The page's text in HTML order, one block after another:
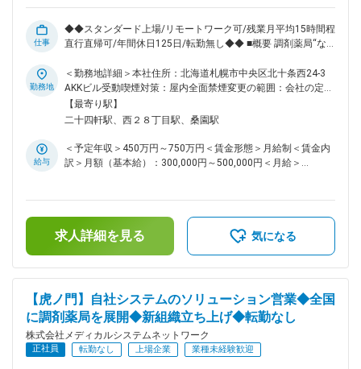
の健康を支えるトータルサービス事業を展開しています。地域
に根差した医療サービスの提供を目指し、医薬連携による細や
では全国472店舗を展開、医薬品ネットワーク加盟件数は47都
道府県で約11,678件（2025年11月末）を全国各地で事業を展
仕事
◆◆スタンダード上場/リモートワーク可/残業月平均15時間程/
直行直帰可/年間休日125日/転勤無し◆◆ ■概要 調剤薬局“なの
品の在庫管理システム拡販のために新組織を立ち上げました。
新システム拡販のため営業メンバーを募集いたします。 ■業務
内容 自社サービスである医薬品の在庫管理システム
「LINCLE」（https://msnw-lincle.jp/）の新規導入の提案営業
くのかを一緒に考えながら、実行いただきます。 受注件数が
個人目標として課されますが、立ち上げフェーズのサービスで
す。カスタマーサポート等、他チームメンバーと連携しなが
ら、業務を進めていただきます。 ■キャリアパス 経験やスキ
ルなどによりますが、組織のマネジメント業務へステップアッ
プや、スペシャリストとして業務を極めていっていただくこと
やリモートワークを柔軟に活用できます。 ◎残業は月平均15
時間程度なので、ワークライフバランスを重視することができ
ます。 ◎産休・育休取得後の復帰率も約98％など、高い定着
率が特徴で、長期的な就業が可能です。 ■当社の特徴 当社は
医薬品ネットワーク事業・調剤薬局事業・賃貸設備関連事業・
給食事業・訪問介護事業等、地域の「医・食・住」のインフラ
勤務地
＜勤務地詳細＞本社住所：北海道札幌市中央区北十条西24-3
AKKビル受動喫煙対策：屋内全面禁煙変更の範囲：会社の定め
る事業所（リモートワーク含む）
【最寄り駅】
二十四軒駅、西２８丁目駅、桑園駅
給与
＜予定年収＞450万円～750万円＜賃金形態＞月給制＜賃金内
訳＞月額（基本給）：300,000円～500,000円＜月給＞
支給）賃金はあくまでも目安の金額であり、選考を通じて上下
する可能性があります。月給(月額)は固定手当を含めた表記で
求人詳細を見る 気になる
【虎ノ門】自社システムのソリューション営業◆全国
に調剤薬局を展開◆新組織立ち上げ◆転勤なし
株式会社メディカルシステムネットワーク
正社員 転勤なし 上場企業 業種未経験歓迎